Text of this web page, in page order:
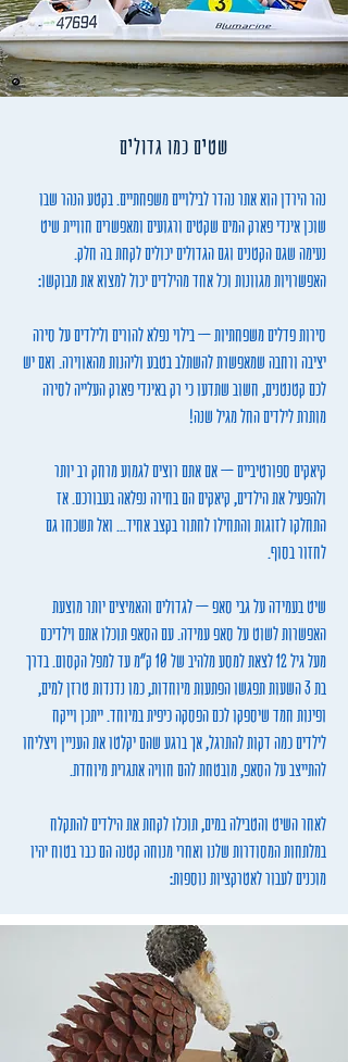
שטים כמו גדולים
נהר הירדן הוא אתר נהדר לבילויים משפחתיים. בקטע הנהר שבו
שוכן אינדי פארק המים שקטים ורגועים ומאפשרים חוויית שיט
נעימה שגם הקטנים וגם הגדולים יכולים לקחת בה חלק.
האפשרויות מגוונות וכל אחד מהילדים יכול למצוא את מבוקשו:
סירות פדלים משפחתיות – בילוי נפלא להורים ולילדים על סירה
יציבה ורחבה שמאפשרת להשתלב בטבע וליהנות מהאווירה. ואם יש
לכם קטנטנים, חשוב שתדעו כי רק באינדי פארק העלייה לסירה
מותרת לילדים החל מגיל שנה!
קיאקים ספורטיביים – אם אתם רוצים לגמוע מרחק רב יותר
ולהפעיל את הילדים, קיאקים הם בחירה נפלאה בעבורכם. אז
התחלקו לזוגות והתחילו לחתור בקצב אחיד... ואל תשכחו גם
לחזור בסוף.
שיט בעמידה על גבי סאפ – לגדולים והאמיצים יותר מוצעת
האפשרות לשוט על סאפ עמידה. עם הסאפ תוכלו אתם וילדיכם
מעל גיל 12 לצאת למסע מלהיב של 10 ק"מ עד למפל הקסום. בדרך
בת 3 השעות תפגשו הפתעות מיוחדות, כמו נדנדות טרזן למים,
ופינות חמד שיספקו לכם הפסקה כיפית במיוחד. ייתכן וייקח
לילדים כמה דקות להתרגל, אך ברגע שהם יקלטו את העניין ויצליחו
להתייצב על הסאפ, מובטחת להם חוויה אתגרית מיוחדת.
לאחר השיט והטבילה במים, תוכלו לקחת את הילדים להתקלח
במלתחות המסודרות שלנו ואחרי מנוחה קטנה הם כבר בטוח יהיו
מוכנים לעבור לאטרקציות נוספות: